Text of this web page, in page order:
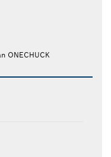
ONECHUCK